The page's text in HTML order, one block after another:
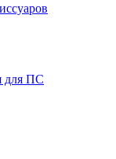
для ПС